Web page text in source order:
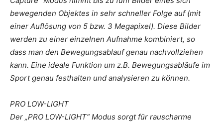
bewegenden Objektes in sehr schneller Folge auf (mit
einer Auflösung von 5 bzw. 3 Megapixel). Diese Bilder
werden zu einer einzelnen Aufnahme kombiniert, so
dass man den Bewegungsablauf genau nachvollziehen
kann. Eine ideale Funktion um z.B. Bewegungsabläufe im
Sport genau festhalten und analysieren zu können.
PRO LOW-LIGHT
Der „PRO LOW-LIGHT“ Modus sorgt für rauscharme